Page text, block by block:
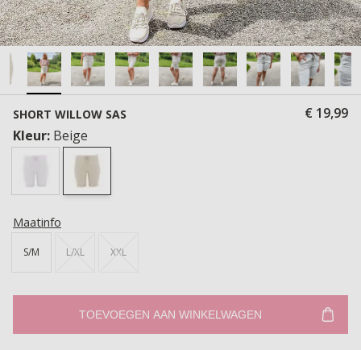
SHORT WILLOW SAS
€ 19,99
Kleur: Beige
Maatinfo
S/M L/XL XXL
TOEVOEGEN AAN WINKELWAGEN